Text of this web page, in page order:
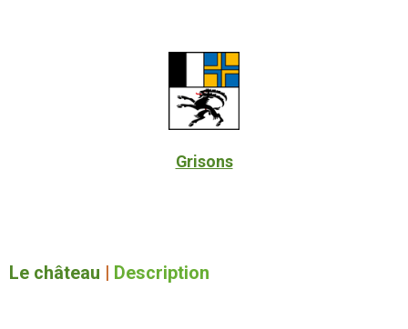
Grisons
Le château Description